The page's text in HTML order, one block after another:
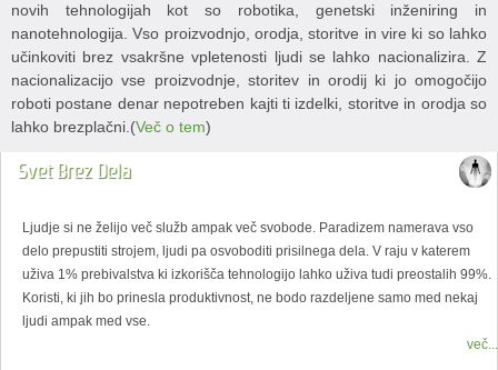
novih tehnologijah kot so robotika, genetski inženiring in
nanotehnologija. Vso proizvodnjo, orodja, storitve in vire ki so lahko
učinkoviti brez vsakršne vpletenosti ljudi se lahko nacionalizira. Z
nacionalizacijo vse proizvodnje, storitev in orodij ki jo omogočijo
roboti postane denar nepotreben kajti ti izdelki, storitve in orodja so
lahko brezplačni.(Več o tem)
Svet Brez Dela
Ljudje si ne želijo več služb ampak več svobode. Paradizem namerava vso
delo prepustiti strojem, ljudi pa osvoboditi prisilnega dela. V raju v katerem
uživa 1% prebivalstva ki izkorišča tehnologijo lahko uživa tudi preostalih 99%.
Koristi, ki jih bo prinesla produktivnost, ne bodo razdeljene samo med nekaj
ljudi ampak med vse.
več...